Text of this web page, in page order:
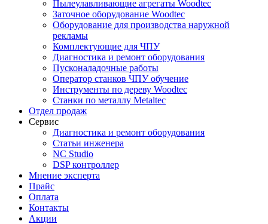
Пылеулавливающие агрегаты Woodtec
Заточное оборудование Woodtec
Оборудование для производства наружной
рекламы
Комплектующие для ЧПУ
Диагностика и ремонт оборудования
Пусконаладочные работы
Оператор станков ЧПУ обучение
Инструменты по дереву Woodtec
Станки по металлу Metaltec
Отдел продаж
Сервис
Диагностика и ремонт оборудования
Статьи инженера
NC Studio
DSP контроллер
Мнение эксперта
Прайс
Оплата
Контакты
Акции